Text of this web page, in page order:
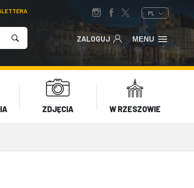
PL
ZALOGUJ MENU
ZDJĘCIA W RZESZOWIE